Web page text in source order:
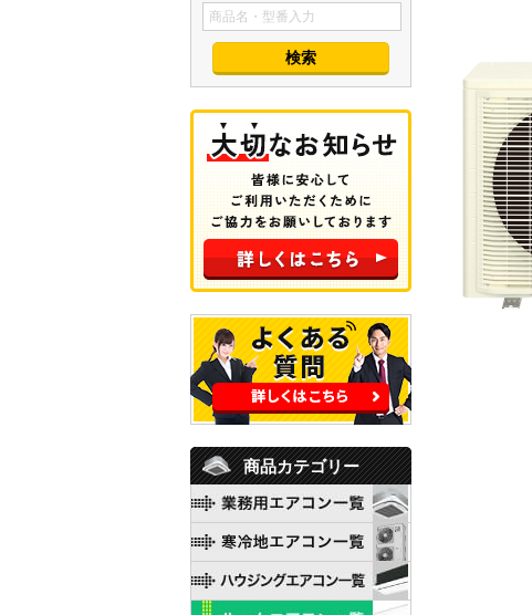
商品カテゴリー